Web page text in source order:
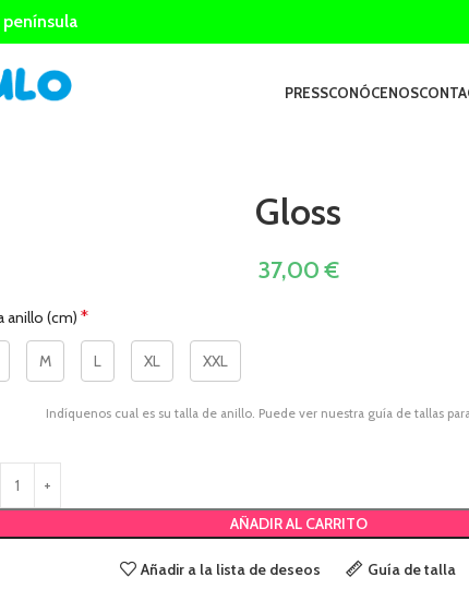
PRESSCONÓCENOS
Gloss
37,00€
anillo (cm) *
M L XL XXL
Indíquenos cual es su talla de anillo. Puede ver nuestra guía de tallas
AÑADIR AL CARRITO
Añadir a la lista de deseos Guía de talla